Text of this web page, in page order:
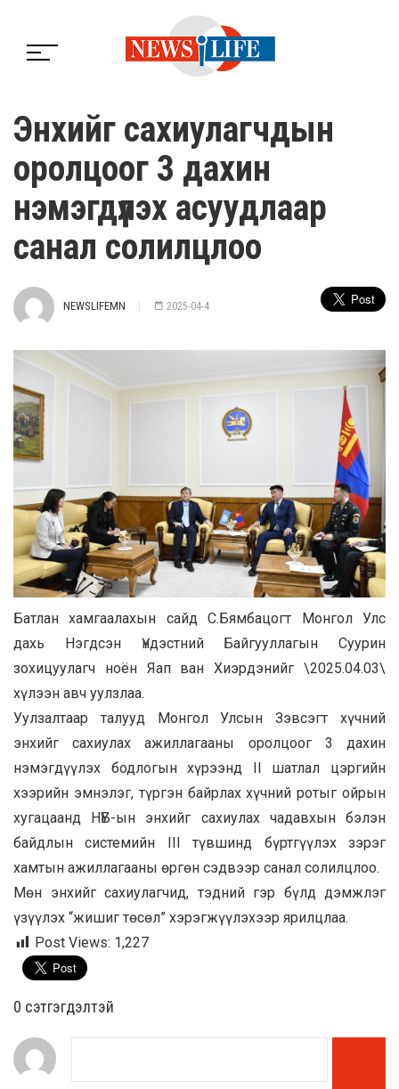
Энхийг сахиулагчдын
оролцоог 3 дахин
нэмэгдүүлэх асуудлаар
санал солилцлоо
NEWSLIFEMN 2025-04-4
Батлан хамгаалахын сайд С.Бямбацогт Монгол Улс
дахь Нэгдсэн Үндэстний Байгууллагын Суурин
зохицуулагч ноён Яап ван Хиэрдэнийг \2025.04.03\
хүлээн авч уулзлаа.
Уулзалтаар талууд Монгол Улсын Зэвсэгт хүчний
энхийг сахиулах ажиллагааны оролцоог 3 дахин
нэмэгдүүлэх бодлогын хүрээнд II шатлал цэргийн
хээрийн эмнэлэг, түргэн байрлах хүчний ротыг ойрын
хугацаанд НҮБ-ын энхийг сахиулах чадавхын бэлэн
байдлын системийн III түвшинд бүртгүүлэх зэрэг
хамтын ажиллагааны өргөн сэдвээр санал солилцлоо.
Мөн энхийг сахиулагчид, тэдний гэр бүлд дэмжлэг
үзүүлэх “жишиг төсөл” хэрэгжүүлэхээр ярилцлаа.
Post Views: 1,227
0 cэтгэгдэлтэй